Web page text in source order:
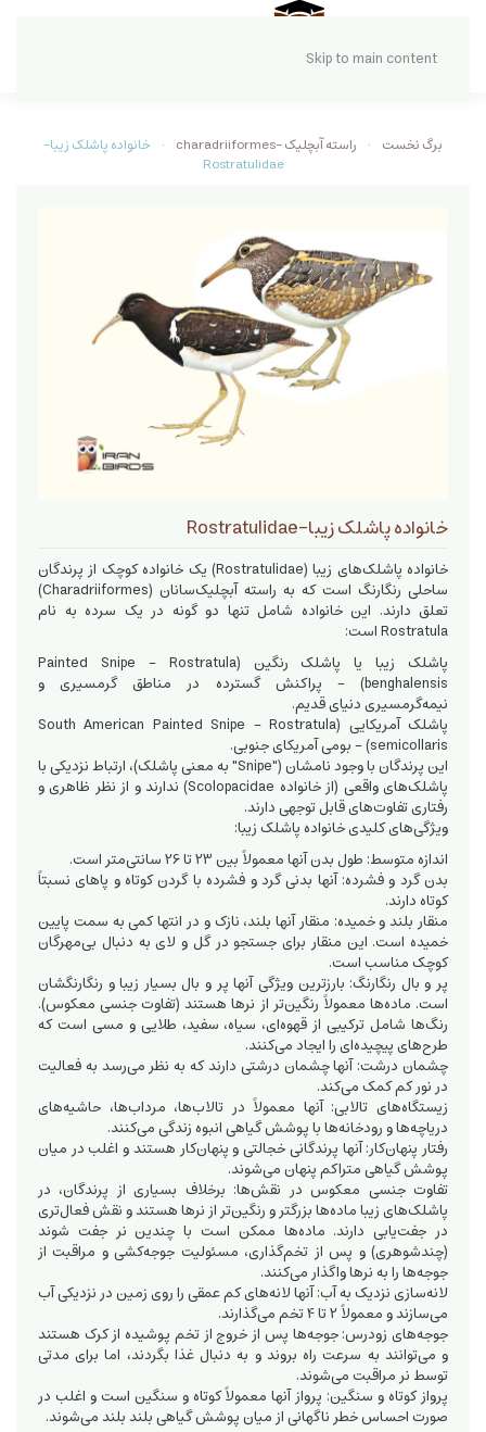
Skip to main content
برگ نخست راسته آبچلیک -charadriiformes
خانواده پاشلک زیبا-
Rostratulidae
خانواده پاشلک زیبا-Rostratulidae
خانواده پاشلک‌های زیبا (Rostratulidae) یک خانواده کوچک از پرندگان
ساحلی رنگارنگ است که به راسته آبچلیک‌سانان (Charadriiformes)
تعلق دارند. این خانواده شامل تنها دو گونه در یک سرده به نام
Rostratula است:
پاشلک زیبا یا پاشلک رنگین (Painted Snipe - Rostratula
benghalensis) - پراکنش گسترده در مناطق گرمسیری و
نیمه‌گرمسیری دنیای قدیم.
پاشلک آمریکایی (South American Painted Snipe - Rostratula
semicollaris) - بومی آمریکای جنوبی.
این پرندگان با وجود نامشان ("Snipe" به معنی پاشلک)، ارتباط نزدیکی با
پاشلک‌های واقعی (از خانواده Scolopacidae) ندارند و از نظر ظاهری و
رفتاری تفاوت‌های قابل توجهی دارند.
ویژگی‌های کلیدی خانواده پاشلک زیبا:
اندازه متوسط: طول بدن آنها معمولاً بین 23 تا 26 سانتی‌متر است.
بدن گرد و فشرده: آنها بدنی گرد و فشرده با گردن کوتاه و پاهای نسبتاً
کوتاه دارند.
منقار بلند و خمیده: منقار آنها بلند، نازک و در انتها کمی به سمت پایین
خمیده است. این منقار برای جستجو در گل و لای به دنبال بی‌مهرگان
کوچک مناسب است.
پر و بال رنگارنگ: بارزترین ویژگی آنها پر و بال بسیار زیبا و رنگارنگشان
است. ماده‌ها معمولاً رنگین‌تر از نرها هستند (تفاوت جنسی معکوس).
رنگ‌ها شامل ترکیبی از قهوه‌ای، سیاه، سفید، طلایی و مسی است که
طرح‌های پیچیده‌ای را ایجاد می‌کنند.
چشمان درشت: آنها چشمان درشتی دارند که به نظر می‌رسد به فعالیت
در نور کم کمک می‌کند.
زیستگاه‌های تالابی: آنها معمولاً در تالاب‌ها، مرداب‌ها، حاشیه‌های
دریاچه‌ها و رودخانه‌ها با پوشش گیاهی انبوه زندگی می‌کنند.
رفتار پنهان‌کار: آنها پرندگانی خجالتی و پنهان‌کار هستند و اغلب در میان
پوشش گیاهی متراکم پنهان می‌شوند.
تفاوت جنسی معکوس در نقش‌ها: برخلاف بسیاری از پرندگان، در
پاشلک‌های زیبا ماده‌ها بزرگتر و رنگین‌تر از نرها هستند و نقش فعال‌تری
در جفت‌یابی دارند. ماده‌ها ممکن است با چندین نر جفت شوند
(چندشوهری) و پس از تخم‌گذاری، مسئولیت جوجه‌کشی و مراقبت از
جوجه‌ها را به نرها واگذار می‌کنند.
لانه‌سازی نزدیک به آب: آنها لانه‌های کم عمقی را روی زمین در نزدیکی آب
می‌سازند و معمولاً 2 تا 4 تخم می‌گذارند.
جوجه‌های زودرس: جوجه‌ها پس از خروج از تخم پوشیده از کرک هستند
و می‌توانند به سرعت راه بروند و به دنبال غذا بگردند، اما برای مدتی
توسط نر مراقبت می‌شوند.
پرواز کوتاه و سنگین: پرواز آنها معمولاً کوتاه و سنگین است و اغلب در
صورت احساس خطر ناگهانی از میان پوشش گیاهی بلند بلند می‌شوند.